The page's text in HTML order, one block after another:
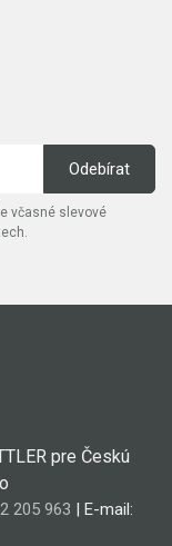
včasné slevové
pre Českú
205 963 | E-mail: